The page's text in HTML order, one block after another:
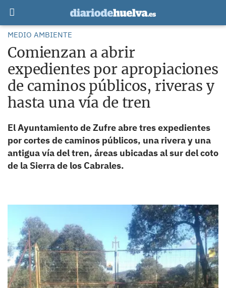
MEDIO AMBIENTE
Comienzan a abrir
expedientes por apropiaciones
de caminos públicos, riveras y
hasta una vía de tren
El Ayuntamiento de Zufre abre tres expedientes
por cortes de caminos públicos, una rivera y una
antigua vía del tren, áreas ubicadas al sur del coto
de la Sierra de los Cabrales.